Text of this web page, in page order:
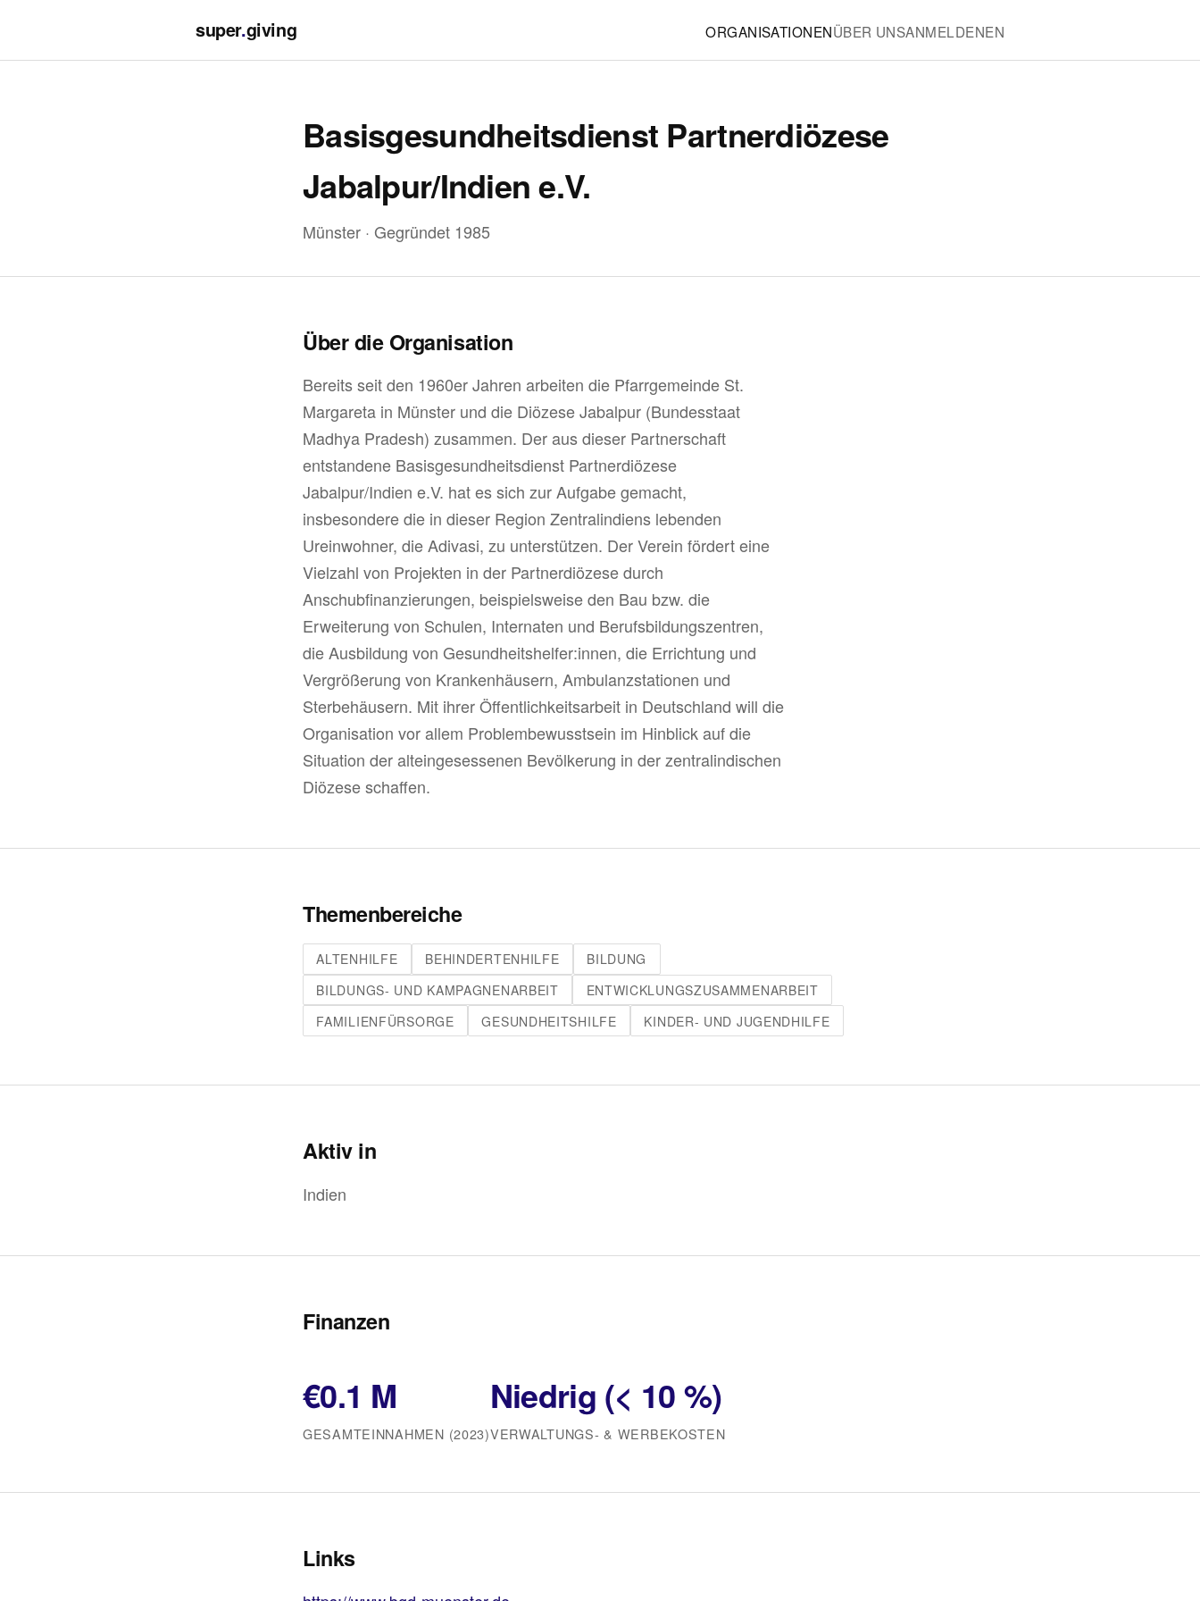
super.giving ORGANISATIONENÜBER UNSANMELDENEN
Basisgesundheitsdienst Partnerdiözese
Jabalpur/Indien e.V.
Münster · Gegründet 1985
Über die Organisation
Bereits seit den 1960er Jahren arbeiten die Pfarrgemeinde St.
Margareta in Münster und die Diözese Jabalpur (Bundesstaat
Madhya Pradesh) zusammen. Der aus dieser Partnerschaft
entstandene Basisgesundheitsdienst Partnerdiözese
Jabalpur/Indien e.V. hat es sich zur Aufgabe gemacht,
insbesondere die in dieser Region Zentralindiens lebenden
Ureinwohner, die Adivasi, zu unterstützen. Der Verein fördert eine
Vielzahl von Projekten in der Partnerdiözese durch
Anschubfinanzierungen, beispielsweise den Bau bzw. die
Erweiterung von Schulen, Internaten und Berufsbildungszentren,
die Ausbildung von Gesundheitshelfer:innen, die Errichtung und
Vergrößerung von Krankenhäusern, Ambulanzstationen und
Sterbehäusern. Mit ihrer Öffentlichkeitsarbeit in Deutschland will die
Organisation vor allem Problembewusstsein im Hinblick auf die
Situation der alteingesessenen Bevölkerung in der zentralindischen
Diözese schaffen.
Themenbereiche
ALTENHILFE BEHINDERTENHILFE
BILDUNG
BILDUNGS- UND KAMPAGNENARBEIT
ENTWICKLUNGSZUSAMMENARBEIT
FAMILIENFÜRSORGE
GESUNDHEITSHILFE KINDER- UND JUGENDHILFE
Aktiv in
Indien
Finanzen
€0.1 M
GESAMTEINNAHMEN (2023)
Niedrig (< 10 %)
VERWALTUNGS‑ & WERBEKOSTEN
Links